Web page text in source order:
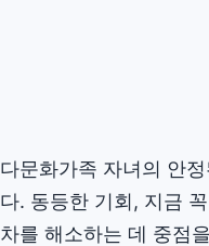
다문화가족 자녀의 안
다. 동등한 기회, 지금
차를 해소하는 데 중점